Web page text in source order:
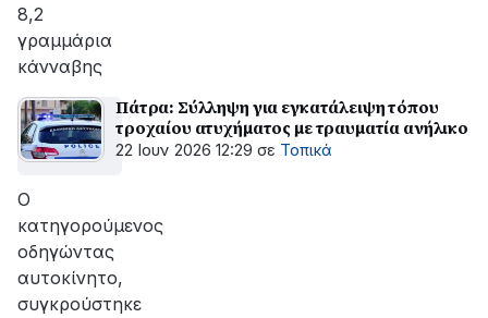
8,2
γραμμάρια
κάνναβης
Πάτρα: Σύλληψη για εγκατάλειψη τόπου
τροχαίου ατυχήματος με τραυματία ανήλικο
22 Ιουν 2026 12:29 σε Τοπικά
O
κατηγορούμενος
οδηγώντας
αυτοκίνητο,
συγκρούστηκε